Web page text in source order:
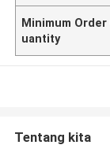
Minimum Order
uantity
Tentang kita